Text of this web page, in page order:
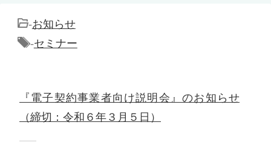
-お知らせ
-セミナー
『電子契約事業者向け説明会』のお知らせ
（締切：令和６年３月５日）